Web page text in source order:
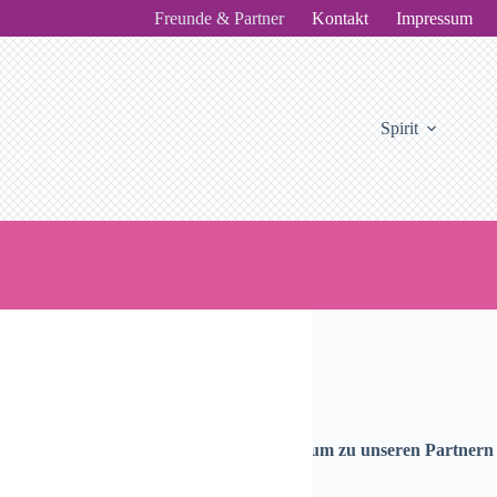
Freunde & Partner Kontakt Impressum
Spirit
Sie auf einen der nachfolgenden Links um zu unseren